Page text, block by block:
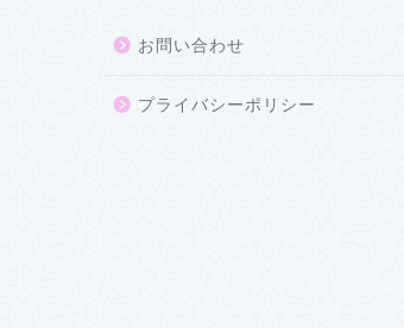
お問い合わせ
プライバシーポリシー